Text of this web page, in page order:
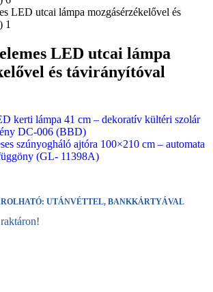
LED utcai lámpa
és távirányítóval
kerti lámpa 41 cm – dekoratív kültéri szolár
DC-006 (BBD)
szúnyogháló ajtóra 100×210 cm – automata
(GL- 11398A)
UTÁNVÉTTEL, BANKKÁRTYÁVAL